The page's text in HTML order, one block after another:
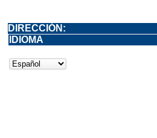
DIRECCIÓN:
IDIOMA